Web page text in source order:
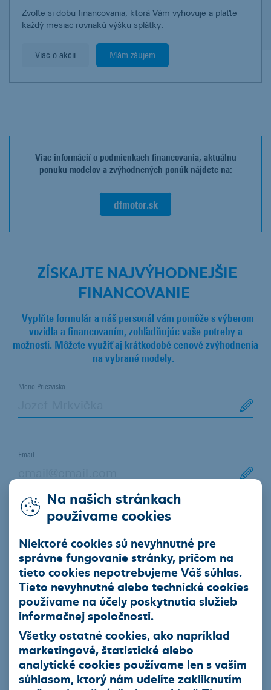
Zvoľte si dobu financovania, ktorá Vám vyhovuje a plaťte
každý mesiac rovnakú výšku splátky.
Viac o akcii Mám záujem
Viac informácií o podmienkach financovania, aktuálnu
ponuku modelov a zvýhodnených ponúk nájdete na:
dfmotor.sk
ZÍSKAJTE NAJVÝHODNEJŠIE
FINANCOVANIE
Vyplňte formulár a náš personál vám pomôže s výberom
vozidla a financovaním, zohľadňujúc vaše potreby a
možnosti. Môžete využiť aj krátkodobé cenové zvýhodnenia
na vybrané modely.
Meno Priezvisko
Email
PSČ
Zaujíma vás prečo
potrebujeme PSČ?
Na našich stránkach
používame cookies
Niektoré cookies sú nevyhnutné pre
správne fungovanie stránky, pričom na
tieto cookies nepotrebujeme Váš súhlas.
Tieto nevyhnutné alebo technické cookies
používame na účely poskytnutia služieb
informačnej spoločnosti.
Všetky ostatné cookies, ako napríklad
marketingové, štatistické alebo
analytické cookies používame len s vašim
súhlasom, ktorý nám udelíte zakliknutím